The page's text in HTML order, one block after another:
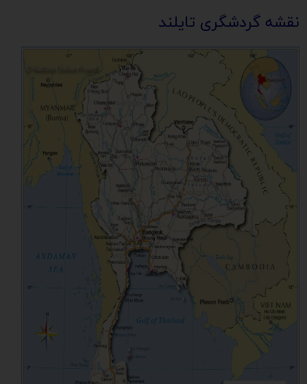
نقشه گردشگری تایلند